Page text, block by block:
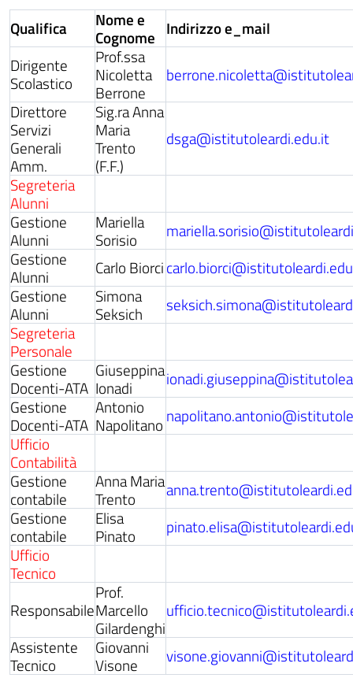
Qualifica Nome e
Cognome Indirizzo e_mail
Dirigente
Scolastico
Prof.ssa
Nicoletta
Berrone
Direttore
Servizi
Generali
Amm.
Sig.ra Anna
Maria
Trento
(F.F.)
dsga@istitutoleardi.edu.it
Segreteria
Alunni
Gestione
Alunni
Mariella
Sorisio
Gestione
Alunni Carlo Biorci
Gestione
Alunni
Simona
Seksich
Segreteria
Personale
Gestione
Docenti-ATA
Giuseppina
Ionadi
Gestione
Docenti-ATA
Antonio
Napolitano
Ufficio
Contabilità
Gestione
contabile
Anna Maria
Trento
Gestione
contabile
Elisa
Pinato
Ufficio
Tecnico
Responsabile
Prof.
Marcello
Gilardenghi
Assistente
Tecnico
Giovanni
Visone